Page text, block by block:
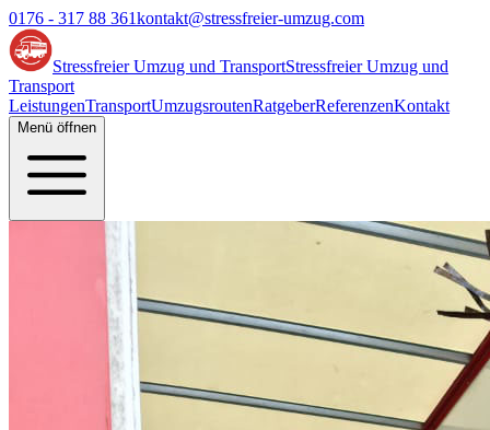
0176 - 317 88 361kontakt@stressfreier-umzug.com
Stressfreier Umzug und TransportStressfreier Umzug und
Transport
LeistungenTransportUmzugsroutenRatgeberReferenzenKontakt
Menü öffnen